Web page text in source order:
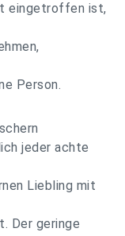
eingetroffen ist,
Person.
jeder achte
Liebling mit
Der geringe